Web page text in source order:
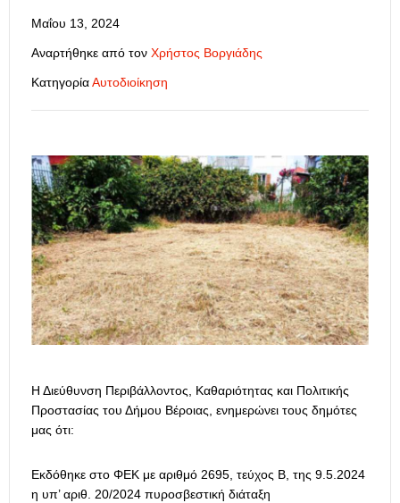
Μαΐου 13, 2024
Αναρτήθηκε από τον Χρήστος Βοργιάδης
ΚατηγορίαΑυτοδιοίκηση
Η Διεύθυνση Περιβάλλοντος, Καθαριότητας και Πολιτικής
Προστασίας του Δήμου Βέροιας, ενημερώνει τους δημότες
μας ότι:
Εκδόθηκε στο ΦΕΚ με αριθμό 2695, τεύχος Β, της 9.5.2024
η υπ’ αριθ. 20/2024 πυροσβεστική διάταξη